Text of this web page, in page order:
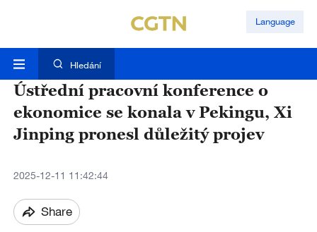
Language
Hledání
Ústřední pracovní konference o
ekonomice se konala v Pekingu, Xi
Jinping pronesl důležitý projev
2025-12-11 11:42:44
Share